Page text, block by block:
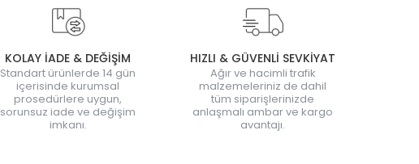
KOLAY İADE & DEĞİŞİM
Standart ürünlerde 14 gün
içerisinde kurumsal
prosedürlere uygun,
sorunsuz iade ve değişim
imkanı.
HIZLI & GÜVENLİ SEVKİYAT
Ağır ve hacimli trafik
malzemeleriniz de dahil
tüm siparişlerinizde
anlaşmalı ambar ve kargo
avantajı.